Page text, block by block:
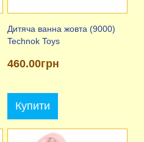
Дитяча ванна жовта (9000)
Technok Toys
460.00грн
Купити